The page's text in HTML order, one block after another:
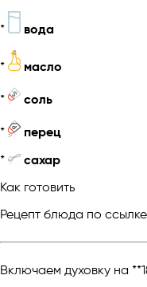
* вода
* масло
* соль
*
перец
*
сахар
Как готовить
Рецепт блюда по
Включаем духовку на